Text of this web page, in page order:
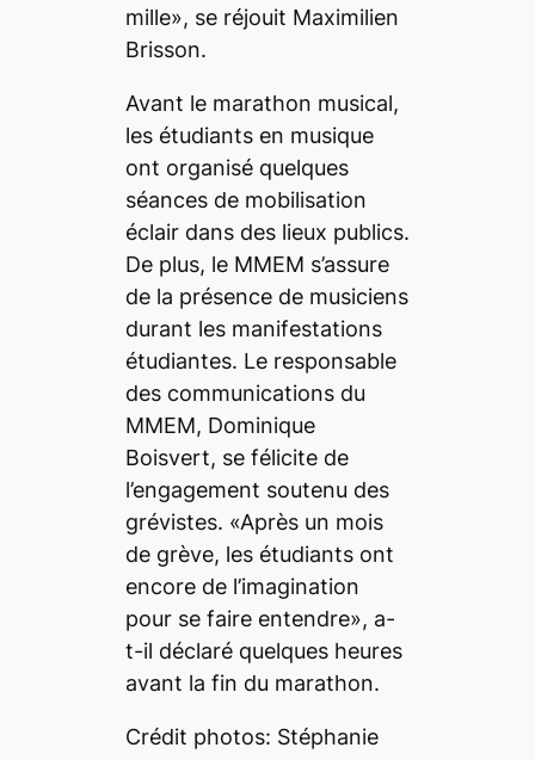
mille», se réjouit Maximilien
Brisson.
Avant le marathon musical,
les étudiants en musique
ont organisé quelques
séances de mobilisation
éclair dans des lieux publics.
De plus, le MMEM s’assure
de la présence de musiciens
durant les manifestations
étudiantes. Le responsable
des communications du
MMEM, Dominique
Boisvert, se félicite de
l’engagement soutenu des
grévistes. «Après un mois
de grève, les étudiants ont
encore de l’imagination
pour se faire entendre», a-
t-il déclaré quelques heures
avant la fin du marathon.
Crédit photos: Stéphanie